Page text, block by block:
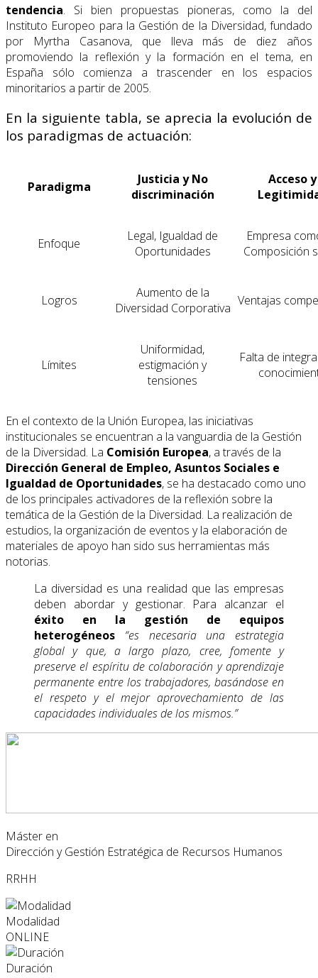
tendencia. Si bien propuestas pioneras, como la del
Instituto Europeo para la Gestión de la Diversidad, fundado
por Myrtha Casanova, que lleva más de diez años
promoviendo la reflexión y la formación en el tema, en
España sólo comienza a trascender en los espacios
minoritarios a partir de 2005.
En la siguiente tabla, se aprecia la evolución de
los paradigmas de actuación:
Paradigma
Justicia y No
discriminación
Acceso y
Enfoque
Legal, Igualdad de
Oportunidades
Empresa
Composición
Logros
Aumento de la
Diversidad Corporativa Ventajas
Límites
Uniformidad,
estigmación y
tensiones
Falta de
En el contexto de la Unión Europea, las iniciativas
institucionales se encuentran a la vanguardia de la Gestión
de la Diversidad. La Comisión Europea, a través de la
Dirección General de Empleo, Asuntos Sociales e
Igualdad de Oportunidades, se ha destacado como uno
de los principales activadores de la reflexión sobre la
temática de la Gestión de la Diversidad. La realización de
estudios, la organización de eventos y la elaboración de
materiales de apoyo han sido sus herramientas más
notorias.
La diversidad es una realidad que las empresas
deben abordar y gestionar. Para alcanzar el
éxito en la gestión de equipos
heterogéneos
“es necesaria una estrategia
global y que, a largo plazo, cree, fomente y
preserve el espíritu de colaboración y aprendizaje
permanente entre los trabajadores, basándose en
el respeto y el mejor aprovechamiento de las
capacidades individuales de los mismos.”
Máster en
Dirección y Gestión Estratégica de Recursos Humanos
RRHH
Modalidad
ONLINE
Duración